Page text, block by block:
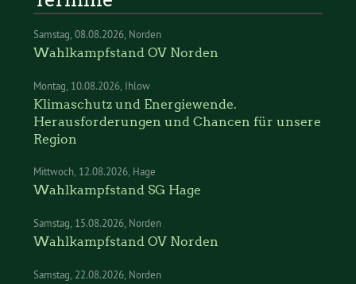
Samstag 08.08.2026 Norden
Wahlkampfstand OV Norden
Montag 10.08.2026 Ihlow
Klimaschutz und Energiewende.
Herausforderungen und Chancen für unsere
Region
Mittwoch 12.08.2026 Hage
Wahlkampfstand SG Hage
Samstag 15.08.2026 Norden
Wahlkampfstand OV Norden
Samstag 22.08.2026 Norden